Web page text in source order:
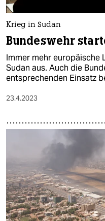
Krieg in Sudan
Bundeswehr
Immer mehr europäische
Sudan aus. Auch die
entsprechenden Einsatz
23.4.2023